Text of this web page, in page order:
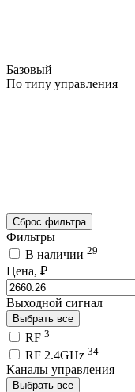
Базовый
По типу управления
Сброс фильтра
Фильтры
В наличии 29
Цена, ₽
Выходной сигнал
Выбрать все
RF 3
RF 2.4GHz 34
Каналы управления
Выбрать все